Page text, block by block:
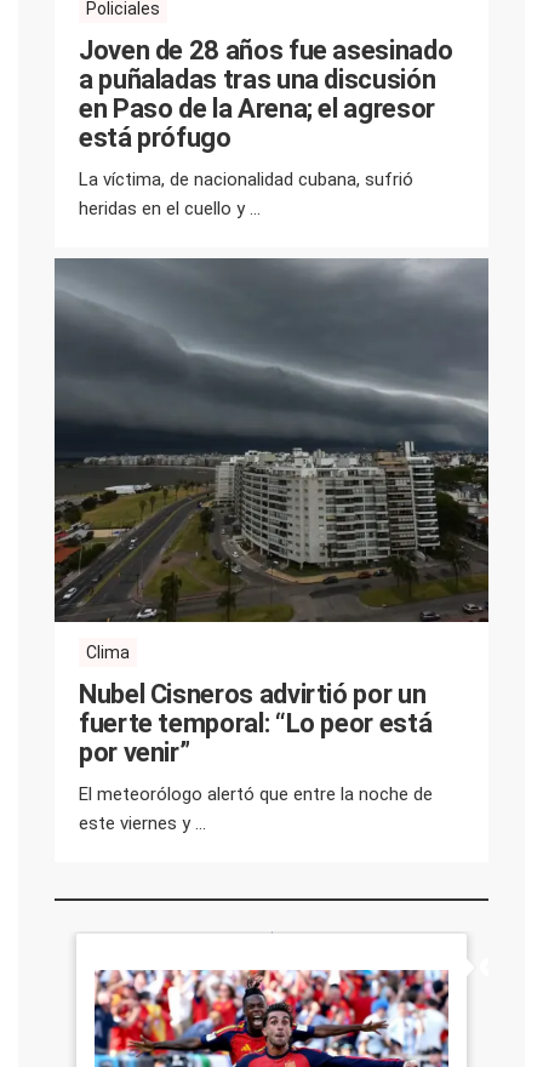
Policiales
Joven de 28 años fue asesinado
a puñaladas tras una discusión
en Paso de la Arena; el agresor
está prófugo
La víctima, de nacionalidad cubana, sufrió
heridas en el cuello y ...
Clima
Nubel Cisneros advirtió por un
fuerte temporal: “Lo peor está
por venir”
El meteorólogo alertó que entre la noche de
este viernes y ...